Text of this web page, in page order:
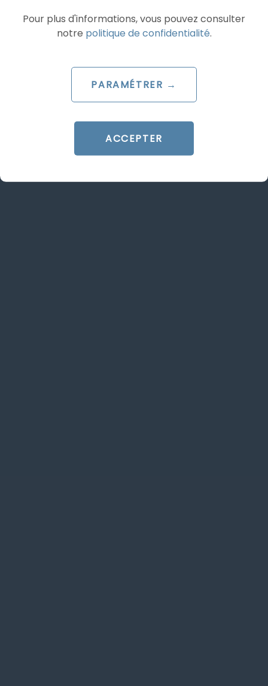
EXPERTS DU
MARKETING DIGITAL
EN RÉGIE
Pour plus d'informations, vous pouvez consulter
notre politique de confidentialité.
PARAMÉTRER →
ACCEPTER